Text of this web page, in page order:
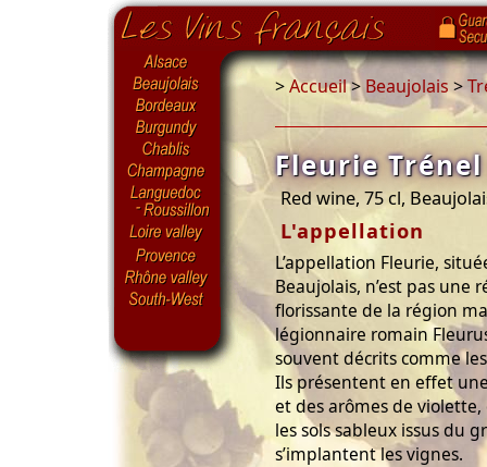
>Accueil>Beaujolais>
Fleurie Trénel
Red wine, 75 cl,
L'appellation
L’appellation Fleurie,
Beaujolais, n’est pas une
florissante de la région
légionnaire romain
souvent décrits comme
Ils présentent en effet
et des arômes de violette,
les sols sableux issus du
s’implantent les vignes.